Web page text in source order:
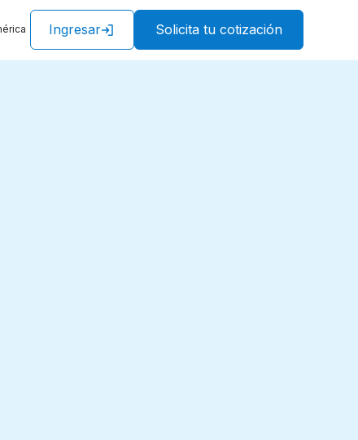
Ingresar Solicita tu cotización